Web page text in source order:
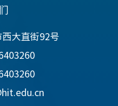
大直街92号